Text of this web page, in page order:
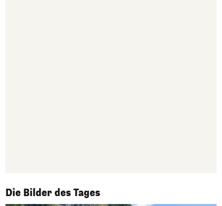
Die Bilder des Tages
1/50